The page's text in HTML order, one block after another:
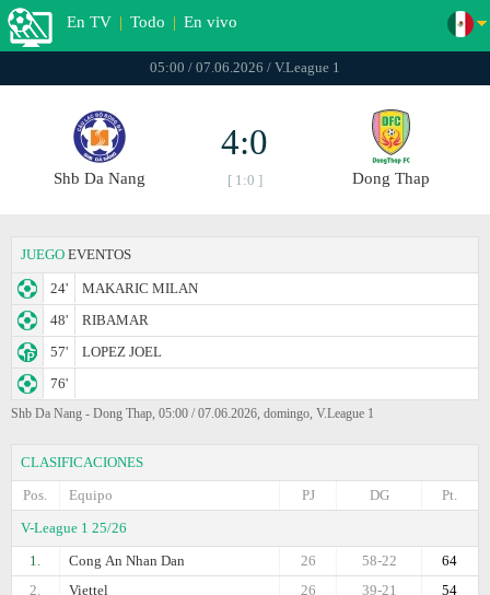
En TV | Todo | En vivo
05:00 / 07.06.2026 / V.League 1
Shb Da Nang
4:0
[ 1:0 ] Dong Thap
JUEGO EVENTOS
24'
MAKARIC MILAN
48'
RIBAMAR
57'
LOPEZ JOEL
76'
Shb Da Nang - Dong Thap, 05:00 / 07.06.2026, domingo, V.League 1
CLASIFICACIONES
Pos.
Equipo Pt.
DG
PJ
V-League 1 25/26
1.
Cong Аn Nhan Dan 64
58-22
26
2.
Viettel 54
39-21
26